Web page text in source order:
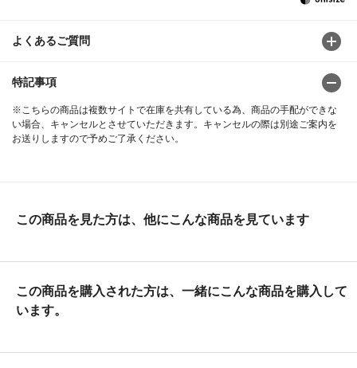
よくあるご質問
特記事項
※こちらの商品は複数サイトで在庫を共有している為、商品の手配ができな
い場合、キャンセルとさせていただきます。キャンセルの際は別途ご案内を
お送りしますので予めご了承ください。
この商品を見た方は、他にこんな商品を見ています
この商品を購入された方は、一緒にこんな商品を購入して
います。